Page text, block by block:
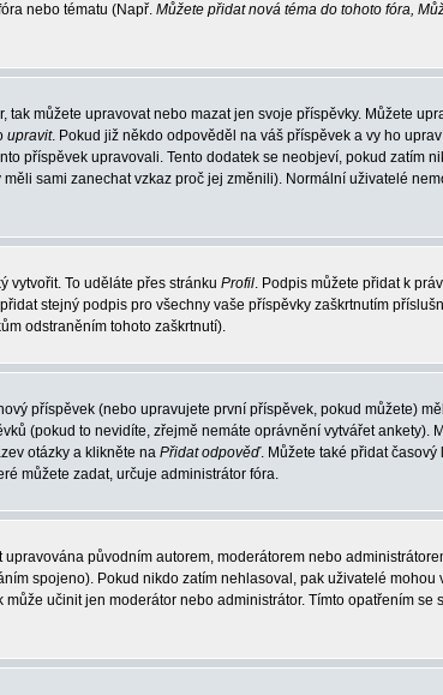
nebo tématu (Např. Můžete přidat nová téma do tohoto fóra,
tak můžete upravovat nebo mazat jen svoje příspěvky. Můžete
upravit. Pokud již někdo odpověděl na váš příspěvek a vy ho
příspěvek upravovali. Tento dodatek se neobjeví, pokud zatím
sami zanechat vzkaz proč jej změnili). Normální uživatelé
vytvořit. To uděláte přes stránku Profil. Podpis můžete přidat k
stejný podpis pro všechny vaše příspěvky zaškrtnutím
odstraněním tohoto zaškrtnutí).
příspěvek (nebo upravujete první příspěvek, pokud můžete)
(pokud to nevidíte, zřejmě nemáte oprávnění vytvářet ankety).
otázky a klikněte na Přidat odpověď. Můžete také přidat
můžete zadat, určuje administrátor fóra.
původním autorem, moderátorem nebo
spojeno). Pokud nikdo zatím nehlasoval, pak uživatelé mohou
učinit jen moderátor nebo administrátor. Tímto opatřením se